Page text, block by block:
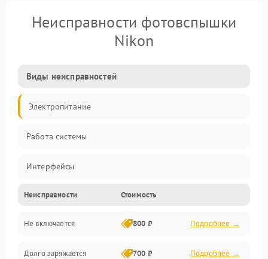
Неисправности фотовспышки
Nikon
Виды неисправностей
Электропитание
Работа системы
Интерфейсы
Электронные компоненты
Корпус/Герметичность
Неисправности Стоимость
Не включается 800 ₽ Подробнее →
Долго заряжается 700 ₽ Подробнее →